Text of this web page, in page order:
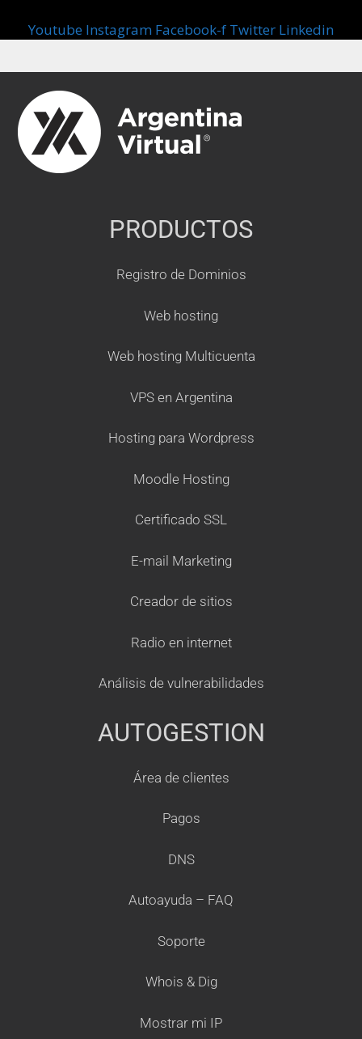
Youtube Instagram Facebook-f Twitter Linkedin
PRODUCTOS
Registro de Dominios
Web hosting
Web hosting Multicuenta
VPS en Argentina
Hosting para Wordpress
Moodle Hosting
Certificado SSL
E-mail Marketing
Creador de sitios
Radio en internet
Análisis de vulnerabilidades
AUTOGESTION
Área de clientes
Pagos
DNS
Autoayuda – FAQ
Soporte
Whois & Dig
Mostrar mi IP